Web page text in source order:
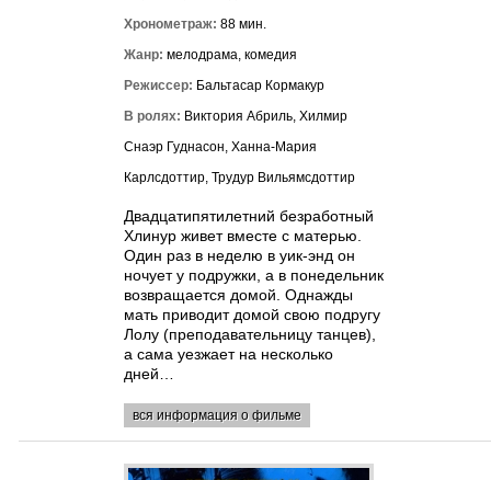
Хронометраж: 88 мин.
Жанр: мелодрама, комедия
Режиссер: Бальтасар Кормакур
В ролях: Виктория Абриль, Хилмир
Снаэр Гуднасон, Ханна-Мария
Карлсдоттир, Трудур Вильямсдоттир
Двадцатипятилетний безработный
Хлинур живет вместе с матерью.
Один раз в неделю в уик-энд он
ночует у подружки, а в понедельник
возвращается домой. Однажды
мать приводит домой свою подругу
Лолу (преподавательницу танцев),
а сама уезжает на несколько
дней…
вся информация о фильме